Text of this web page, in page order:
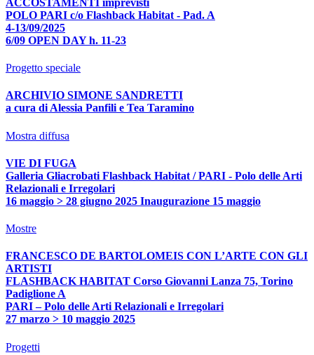
POLO PARI c/o Flashback Habitat - Pad. A
4-13/09/2025
6/09 OPEN DAY h. 11-23
Progetto speciale
ARCHIVIO SIMONE SANDRETTI
a cura di Alessia Panfili e Tea Taramino
Mostra diffusa
VIE DI FUGA
Galleria Gliacrobati Flashback Habitat / PARI - Polo delle Arti
Relazionali e Irregolari
16 maggio > 28 giugno 2025 Inaugurazione 15 maggio
Mostre
FRANCESCO DE BARTOLOMEIS CON L’ARTE CON GLI
ARTISTI
FLASHBACK HABITAT Corso Giovanni Lanza 75, Torino
Padiglione A
PARI – Polo delle Arti Relazionali e Irregolari
27 marzo > 10 maggio 2025
Progetti